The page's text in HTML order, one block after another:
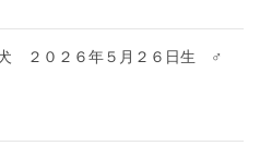
２０２６年５月２６日生 ♂